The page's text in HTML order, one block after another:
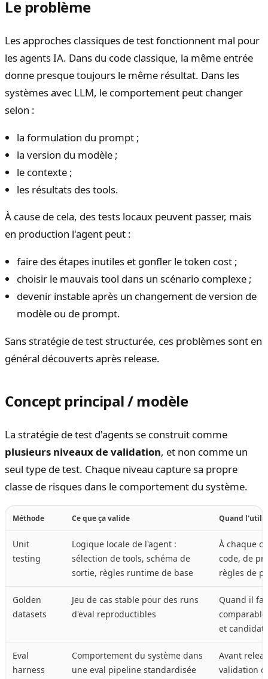
Le problème
Les approches classiques de test fonctionnent mal pour
les agents IA. Dans du code classique, la même entrée
donne presque toujours le même résultat. Dans les
systèmes avec LLM, le comportement peut changer
selon :
la formulation du prompt ;
la version du modèle ;
le contexte ;
les résultats des tools.
À cause de cela, des tests locaux peuvent passer, mais
en production l'agent peut :
faire des étapes inutiles et gonfler le token cost ;
choisir le mauvais tool dans un scénario complexe ;
devenir instable après un changement de version de
modèle ou de prompt.
Sans stratégie de test structurée, ces problèmes sont en
général découverts après release.
Concept principal / modèle
La stratégie de test d'agents se construit comme
plusieurs niveaux de validation, et non comme un
seul type de test. Chaque niveau capture sa propre
classe de risques dans le comportement du système.
Méthode Ce que ça valide Quand
Unit
testing
Logique locale de l'agent :
sélection de tools, schéma de
sortie, règles runtime de base
À chaque
code, de
règles de
Golden
datasets
Jeu de cas stable pour des runs
d'eval reproductibles
Quand il
et
Eval
harness
Comportement du système dans
une eval pipeline standardisée
Avant
validation